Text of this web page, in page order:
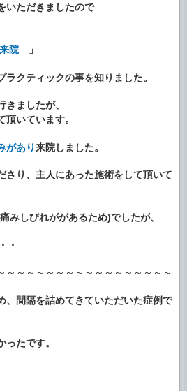
いただきましたので
院」
クティックの事を知りました。
ましたが、
頂いています。
があり来院しました。
さり、主人にあった施術をして頂いて
みしびれががあるため)でしたが、
・
～～～～～～～～～～～～～～～～～
、間隔を詰めてきていただいた症例で
たです。